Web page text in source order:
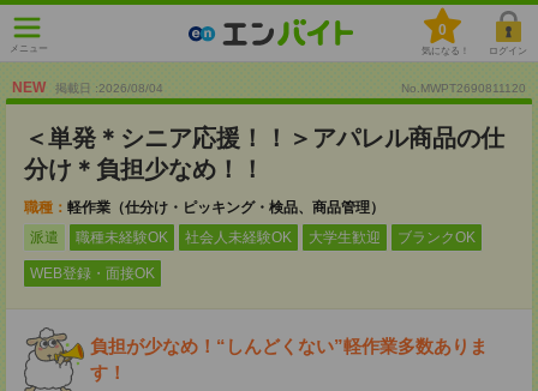
メニュー
0
気になる！ ログイン
NEW 掲載日 :2026/08/04 No.MWPT2690811120
＜単発＊シニア応援！！＞アパレル商品の仕
分け＊負担少なめ！！
職種： 軽作業（仕分け・ピッキング・検品、商品管理）
派遣
職種未経験OK 社会人未経験OK 大学生歓迎 ブランクOK
WEB登録・面接OK
負担が少なめ！“しんどくない”軽作業多数ありま
す！